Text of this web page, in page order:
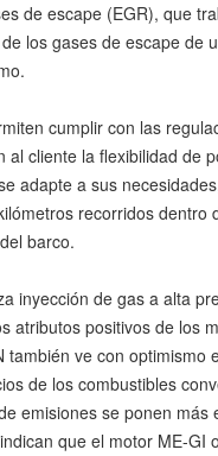
de escape (EGR), que
los gases de escape de
cumplir con las
al cliente la flexibilidad de
adapte a sus
recorridos dentro
barco.
inyección de gas a alta
atributos positivos de los
también ve con optimismo
de los combustibles
emisiones se ponen más
que el motor ME-GI